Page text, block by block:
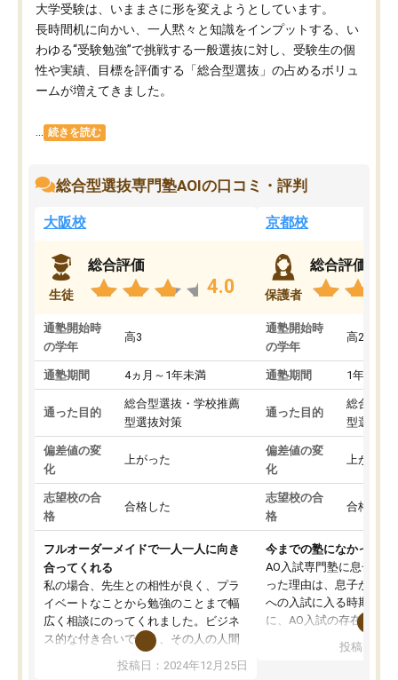
大学受験は、いままさに形を変えようとしています。
長時間机に向かい、一人黙々と知識をインプットする、い
わゆる“受験勉強”で挑戦する一般選抜に対し、受験生の個
性や実績、目標を評価する「総合型選抜」の占めるボリュ
ームが増えてきました。
続きを読む
総合型選抜専門塾AOIの口コミ・評判
大阪校
生徒
総合評価
4.0
通塾開始時
の学年
高3
通塾期間 4ヵ月～1年未満
通った目的
総合型選抜・学校推薦
型選抜対策
偏差値の変
化
上がった
志望校の合
格
合格した
フルオーダーメイドで一人一人に向き
合ってくれる
私の場合、先生との相性が良く、プラ
イベートなことから勉強のことまで幅
広く相談にのってくれました。ビジネ
ス的な付き合いでなく、その人の人間
性までを適切に把握し、むきあってい
るなぁと強く感じることできました。
投稿日：2024年12月25日
京都校
保護者
総合評価
通塾開始時
の学年
高2
通塾期間 1年以上
通った目的
総合型選
型選抜対
偏差値の変
化
上がった
志望校の合
格
合格した
今までの塾になかった
AO入試専門塾に息子を
った理由は、息子が高校
への入試に入る時期に差
に、AO入試の存在を息
たことから、AOIに入塾
投稿日：